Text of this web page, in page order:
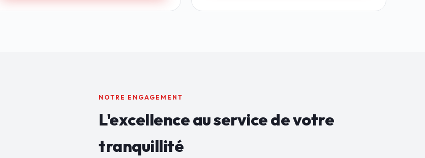
NOTRE ENGAGEMENT
L'excellence au service devotre
tranquillité